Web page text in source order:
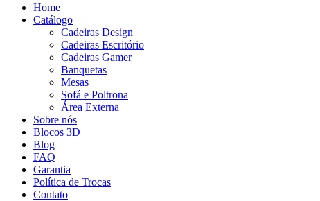
Home
Catálogo
Cadeiras Design
Cadeiras Escritório
Cadeiras Gamer
Banquetas
Mesas
Sofá e Poltrona
Área Externa
Sobre nós
Blocos 3D
Blog
FAQ
Garantia
Política de Trocas
Contato